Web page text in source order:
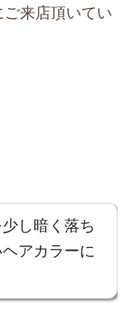
来店頂いてい
し暗く落ち
アカラーに